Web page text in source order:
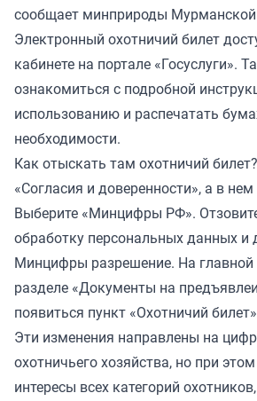
сообщает минприроды Мурманской
Электронный охотничий билет
кабинете на портале «Госуслуги».
ознакомиться с подробной
использованию и распечатать
необходимости.
Как отыскать там охотничий
«Согласия и доверенности», а в
Выберите «Минцифры РФ».
обработку персональных данных и
Минцифры разрешение. На главной
разделе «Документы на
появиться пункт «Охотничий
Эти изменения направлены на
охотничьего хозяйства, но при
интересы всех категорий